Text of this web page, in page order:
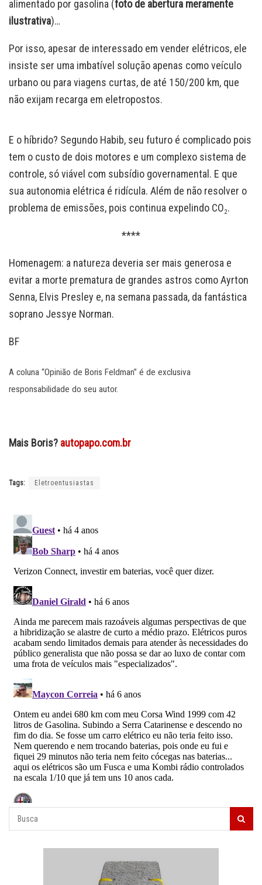
alimentado por gasolina (foto de abertura meramente
ilustrativa)…
Por isso, apesar de interessado em vender elétricos, ele
insiste ser uma imbatível solução apenas como veículo
urbano ou para viagens curtas, de até 150/200 km, que
não exijam recarga em eletropostos.
E o híbrido? Segundo Habib, seu futuro é complicado pois
tem o custo de dois motores e um complexo sistema de
controle, só viável com subsídio governamental. E que
sua autonomia elétrica é ridícula. Além de não resolver o
problema de emissões, pois continua expelindo CO2.
****
Homenagem: a natureza deveria ser mais generosa e
evitar a morte prematura de grandes astros como Ayrton
Senna, Elvis Presley e, na semana passada, da fantástica
soprano Jessye Norman.
BF
A coluna “Opinião de Boris Feldman” é de exclusiva
responsabilidade do seu autor.
Mais Boris? autopapo.com.br
Tags: Eletroentusiastas